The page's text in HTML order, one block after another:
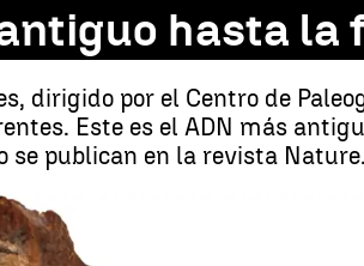
hasta la
dirigido por el Centro de
Este es el ADN más
se publican en la revista Nature.